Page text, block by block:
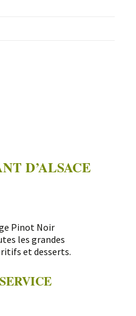
D’ALSACE
Pinot Noir
les grandes
et desserts.